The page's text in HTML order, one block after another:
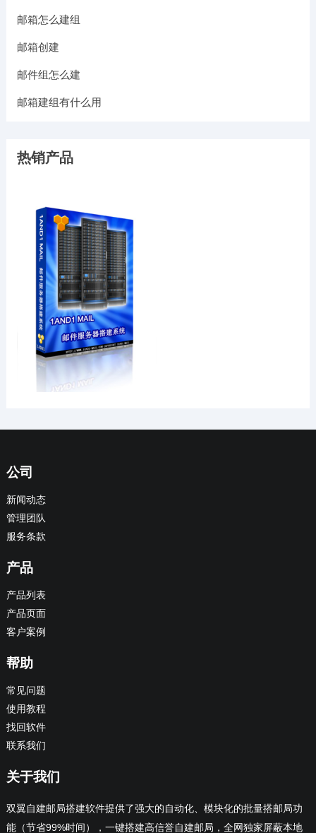
邮箱怎么建组
邮箱创建
邮件组怎么建
邮箱建组有什么用
热销产品
公司
新闻动态
管理团队
服务条款
产品
产品列表
产品页面
客户案例
帮助
常见问题
使用教程
找回软件
联系我们
关于我们
双翼自建邮局搭建软件提供了强大的自动化、模块化的批量搭邮局功
能（节省99%时间），一键搭建高信誉自建邮局，全网独家屏蔽本地